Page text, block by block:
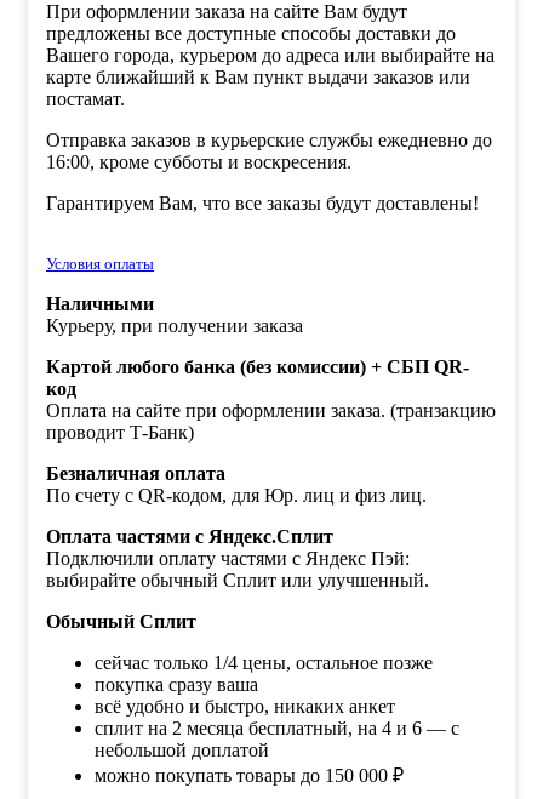
При оформлении заказа на сайте Вам будут
предложены все доступные способы доставки до
Вашего города, курьером до адреса или выбирайте на
карте ближайший к Вам пункт выдачи заказов или
постамат.
Отправка заказов в курьерские службы ежедневно до
16:00, кроме субботы и воскресения.
Гарантируем Вам, что все заказы будут доставлены!
Условия оплаты
Наличными
Курьеру, при получении заказа
Картой любого банка (без комиссии) + СБП QR-
код
Оплата на сайте при оформлении заказа. (транзакцию
проводит Т-Банк)
Безналичная оплата
По счету с QR-кодом, для Юр. лиц и физ лиц.
Оплата частями с Яндекс.Сплит
Подключили оплату частями с Яндекс Пэй:
выбирайте обычный Сплит или улучшенный.
Обычный Сплит
сейчас только 1/4 цены, остальное позже
покупка сразу ваша
всё удобно и быстро, никаких анкет
сплит на 2 месяца бесплатный, на 4 и 6 — с
небольшой доплатой
можно покупать товары до 150 000 ₽